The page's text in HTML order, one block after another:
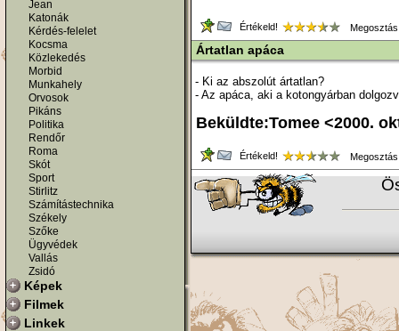
Jean
Katonák
Kérdés-felelet
Kocsma
Közlekedés
Morbid
Munkahely
Orvosok
Pikáns
Politika
Rendőr
Roma
Skót
Sport
Stirlitz
Számítástechnika
Székely
Szőke
Ügyvédek
Vallás
Zsidó
Képek
Filmek
Linkek
Értékeld!
Ártatlan apáca
- Ki az abszolút ártatlan?
- Az apáca, aki a kotongyárban
Beküldte:Tomee <2000.
Értékeld!